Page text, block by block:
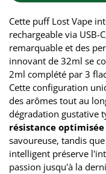
Cette puff Lost Vape
rechargeable via USB-
remarquable et des
innovant de 32ml se
2ml complété par 3
Cette configuration
des arômes tout au
dégradation gustative
résistance optimisée
savoureuse, tandis
intelligent préserve
passion jusqu'à la